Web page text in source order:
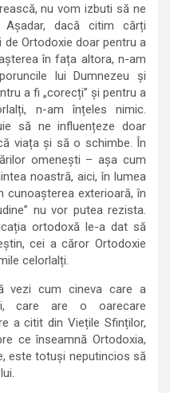
nu vom izbuti să ne
dacă citim cărți
Ortodoxie doar pentru a
în fața altora, n-am
lui Dumnezeu și
a fi „corecți” și pentru a
n-am înțeles nimic.
să ne influențeze doar
viața și să o schimbe. În
omenești – așa cum
noastră, aici, în lumea
cunoașterea exterioară, în
nu vor putea rezista.
ortodoxă le-a dat să
cei a căror Ortodoxie
celorlalți.
vezi cum cineva care a
care are o oarecare
a citit din Viețile Sfinților,
ce înseamnă Ortodoxia,
este totuși neputincios să